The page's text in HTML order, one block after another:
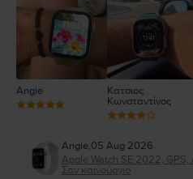
1
Angie
Κατσιος
Κωνσταντίνος
Angie,05 Aug 2026
Apple Watch SE 2022,
Σαν καινούργιο